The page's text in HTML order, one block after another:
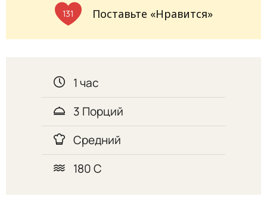
131 Поставьте «Нравится»
1 час
3 Порций
Средний
180 С